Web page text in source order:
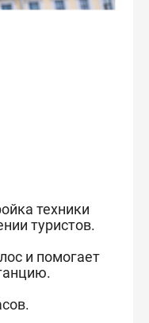
техники
туристов.
и помогает